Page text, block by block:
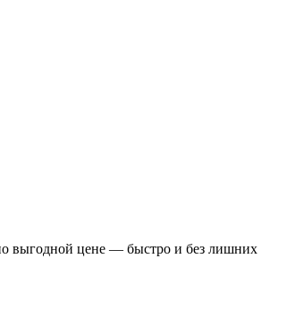
выгодной цене — быстро и без лишних